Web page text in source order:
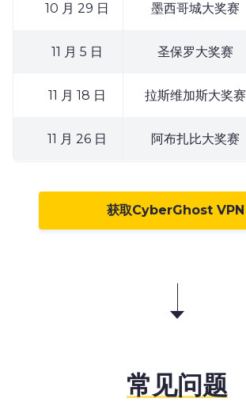
10 月 29 日 墨西哥城大奖赛
11 月 5 日 圣保罗大奖赛
11 月 18 日 拉斯维加斯大奖赛
11 月 26 日 阿布扎比大奖赛
获取CyberGhost VPN
常见问题